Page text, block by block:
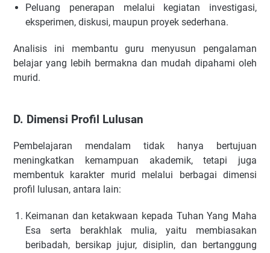
Peluang penerapan melalui kegiatan investigasi,
eksperimen, diskusi, maupun proyek sederhana.
Analisis ini membantu guru menyusun pengalaman
belajar yang lebih bermakna dan mudah dipahami oleh
murid.
D. Dimensi Profil Lulusan
Pembelajaran mendalam tidak hanya bertujuan
meningkatkan kemampuan akademik, tetapi juga
membentuk karakter murid melalui berbagai dimensi
profil lulusan, antara lain:
Keimanan dan ketakwaan kepada Tuhan Yang Maha
Esa serta berakhlak mulia, yaitu membiasakan
beribadah, bersikap jujur, disiplin, dan bertanggung